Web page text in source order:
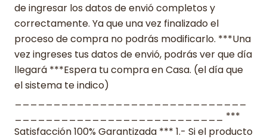
de ingresar los datos de envió completos y
correctamente. Ya que una vez finalizado el
proceso de compra no podrás modificarlo. ***Una
vez ingreses tus datos de envió, podrás ver que día
llegará ***Espera tu compra en Casa. (el día que
el sistema te indico)
___________________________ ***
Satisfacción 100% Garantizada *** 1.- Si el producto